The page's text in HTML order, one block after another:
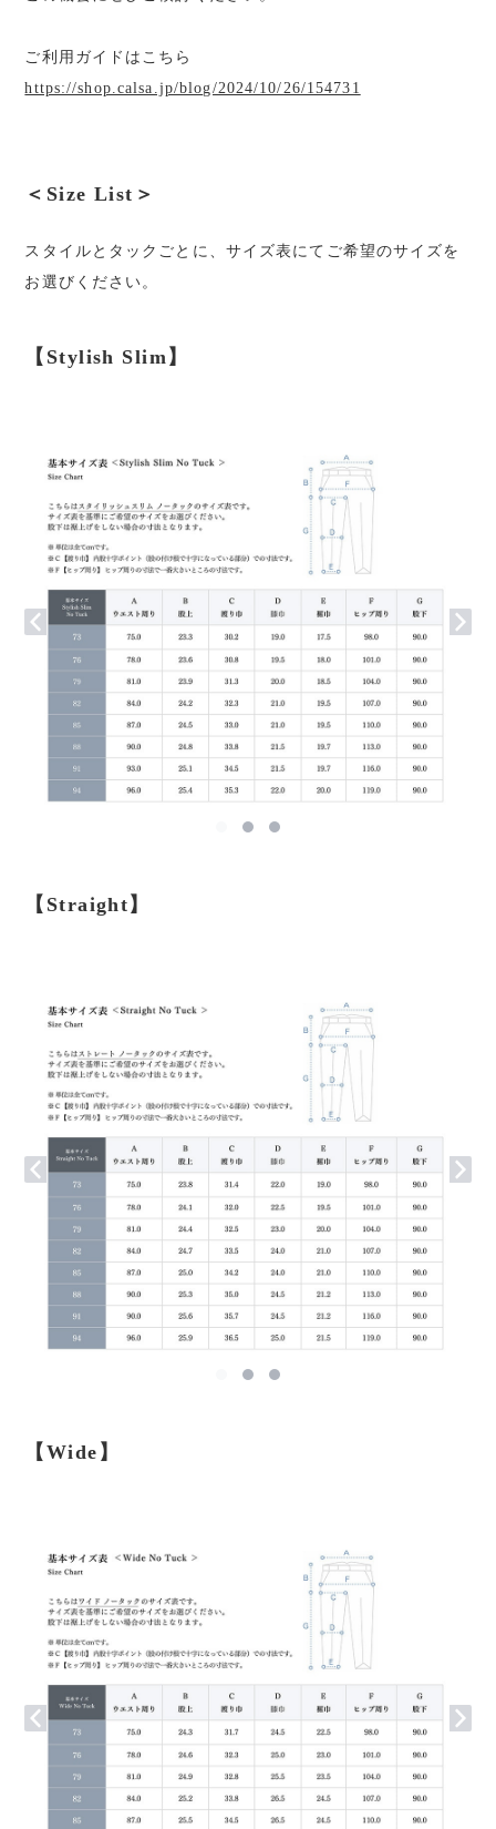
ご利用ガイドはこちら
https://shop.calsa.jp/blog/2024/10/26/154731
＜Size List＞
スタイルとタックごとに、サイズ表にてご希望のサイズを
お選びください。
【Stylish Slim】
【Straight】
【Wide】